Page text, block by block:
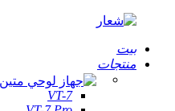
بيت
منتجات
VT-7